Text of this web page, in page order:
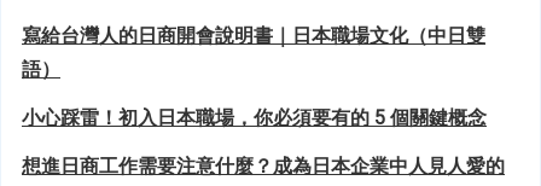
寫給台灣人的日商開會說明書｜日本職場文化（中日雙
語）
小心踩雷！初入日本職場，你必須要有的 5 個關鍵概念
想進日商工作需要注意什麼？成為日本企業中人見人愛的